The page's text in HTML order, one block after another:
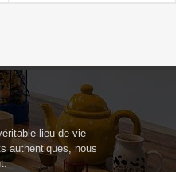
lieu de vie
authentiques, nous